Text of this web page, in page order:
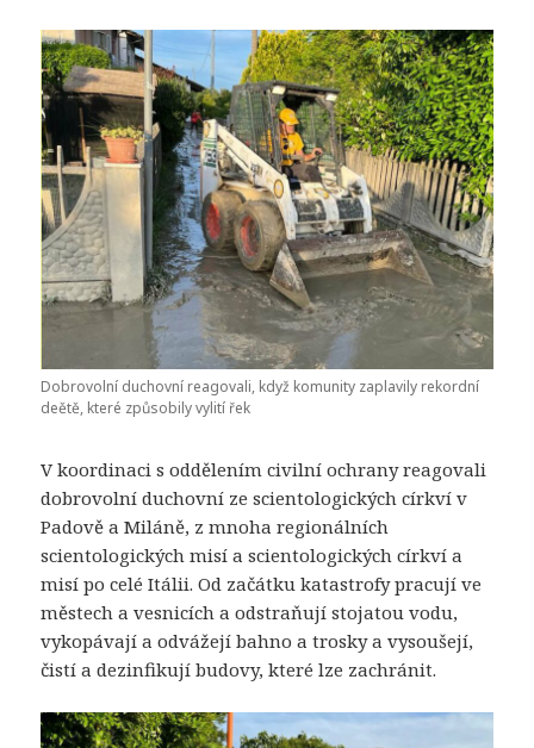
Dobrovolní duchovní reagovali, když komunity zaplavily rekordní
deětě, které způsobily vylití řek
V koordinaci s oddělením civilní ochrany reagovali
dobrovolní duchovní ze scientologických církví v
Padově a Miláně, z mnoha regionálních
scientologických misí a scientologických církví a
misí po celé Itálii. Od začátku katastrofy pracují ve
městech a vesnicích a odstraňují stojatou vodu,
vykopávají a odvážejí bahno a trosky a vysoušejí,
čistí a dezinfikují budovy, které lze zachránit.